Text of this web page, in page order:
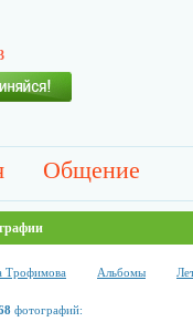
Общение
Трофимова Альбомы
фотографий: